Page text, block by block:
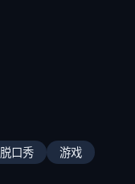
脱口秀 游戏